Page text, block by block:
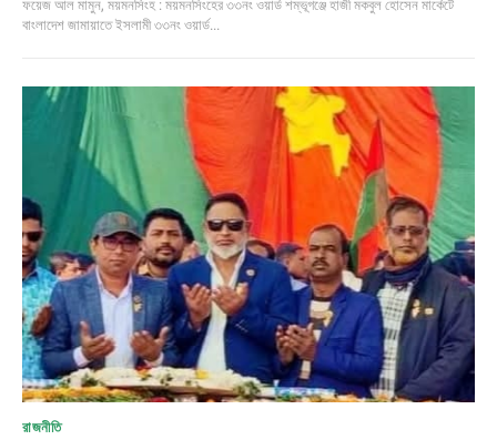
ফয়েজ আল মামুন, ময়মনসিংহ : ময়মনসিংহের ৩৩নং ওয়ার্ড শম্ভূগঞ্জে হাজী মকবুল হোসেন মার্কেটে
বাংলাদেশ জামায়াতে ইসলামী ৩৩নং ওয়ার্ড...
রাজনীতি